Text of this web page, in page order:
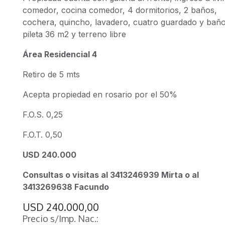
comedor, cocina comedor, 4 dormitorios, 2 baños,
cochera, quincho, lavadero, cuatro guardado y
pileta 36 m2 y terreno libre
Área Residencial 4
Retiro de 5 mts
Acepta propiedad en rosario por el 50%
F.O.S. 0,25
F.O.T. 0,50
USD 240.000
Consultas o visitas al 3413246939 Mirta o al
3413269638 Facundo
USD 240.000,00
Precio s/Imp. Nac.: